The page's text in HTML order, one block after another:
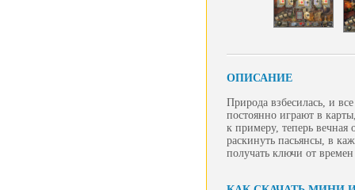
ОПИСАНИЕ
Природа взбесилась, и
постоянно играют в
к примеру, теперь вечная
раскинуть пасьянсы, в
получать ключи от